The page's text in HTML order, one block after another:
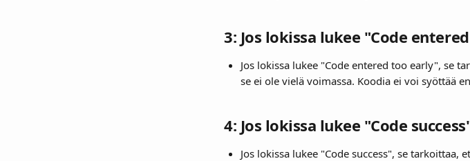
3: Jos lokissa lukee "Code
Jos lokissa lukee "Code entered too early", se
se ei ole vielä voimassa. Koodia ei voi syöttää
4: Jos lokissa lukee "Code
Jos lokissa lukee "Code success", se tarkoittaa,